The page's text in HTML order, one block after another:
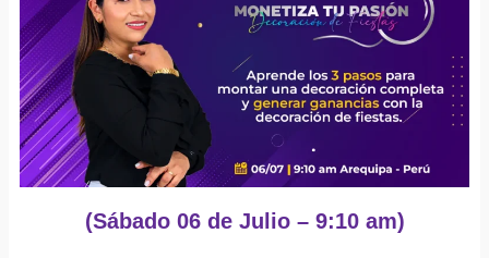
(Sábado 06 de Julio – 9:10 am)